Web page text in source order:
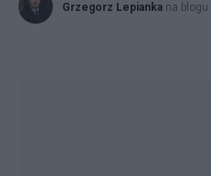
Grzegorz Lepianka na blogu